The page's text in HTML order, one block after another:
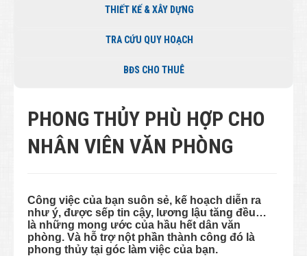
THIẾT KẾ & XÂY DỰNG
TRA CỨU QUY HOẠCH
BĐS CHO THUÊ
PHONG THỦY PHÙ HỢP CHO
NHÂN VIÊN VĂN PHÒNG
Công việc của bạn suôn sẻ, kế hoạch diễn ra
như ý, được sếp tin cậy, lương lậu tăng đều…
là những mong ước của hầu hết dân văn
phòng. Và hỗ trợ nột phần thành công đó là
phong thủy tại góc làm việc của bạn.